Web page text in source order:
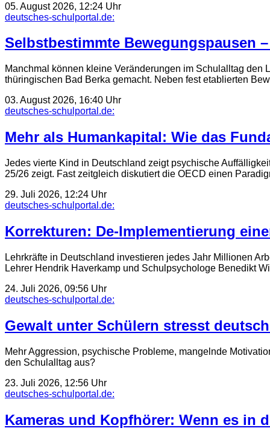
05. August 2026, 12:24 Uhr
deutsches-schulportal.de:
Selbstbestimmte Bewegungspausen
Manchmal können kleine Veränderungen im Schulalltag
thüringischen Bad Berka gemacht. Neben fest etablierten
03. August 2026, 16:40 Uhr
deutsches-schulportal.de:
Mehr als Humankapital: Wie das
Jedes vierte Kind in Deutschland zeigt psychische
25/26 zeigt. Fast zeitgleich diskutiert die OECD einen
29. Juli 2026, 12:24 Uhr
deutsches-schulportal.de:
Korrekturen: De-Implementierung
Lehrkräfte in Deutschland investieren jedes Jahr Millionen
Lehrer Hendrik Haverkamp und Schulpsychologe Benedikt
24. Juli 2026, 09:56 Uhr
deutsches-schulportal.de:
Gewalt unter Schülern stresst
Mehr Aggression, psychische Probleme, mangelnde
den Schulalltag aus?
23. Juli 2026, 12:56 Uhr
deutsches-schulportal.de:
Kameras und Kopfhörer: Wenn es in